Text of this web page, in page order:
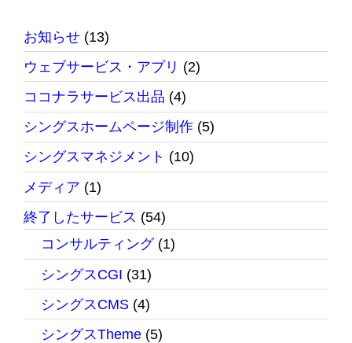
お知らせ (13)
ウェブサービス・アプリ (2)
ココナラサービス出品 (4)
シングスホームページ制作 (5)
シングスマネジメント (10)
メディア (1)
終了したサービス (54)
コンサルティング(1)
シングスCGI (31)
シングスCMS(4)
シングスTheme(5)